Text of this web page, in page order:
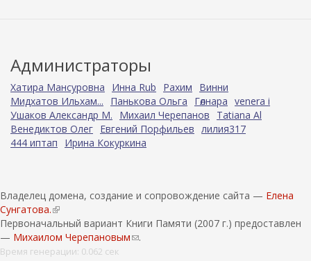
Администраторы
Хатира Мансуровна Инна Rub Рахим
Винни
Мидхатов Ильхам...
Панькова Ольга Гөлнара venera i
Ушаков Александр М.
Михаил Черепанов
Tatiana Al
Венедиктов Олег Евгений Порфильев лилия317
444 иптап
Ирина Кокуркина
Владелец домена, создание и сопровождение сайта — Елена
Сунгатова.(
в
н
е
Первоначальный вариант Книги Памяти (2007 г.) предоставлен
— Михаилом Черепановым( .
Время генерации: 0.062 сек